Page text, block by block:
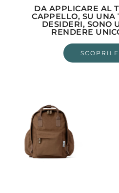
DA APPLICARE AL
CAPPELLO, SU UNA
DESIDERI, SONO
RENDERE